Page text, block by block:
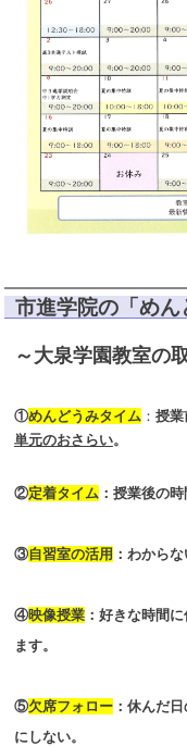
ご不明点ございました
お気軽にお問い合わ
市進学院の「めん
～大泉学園教室の
①めんどうみタイム ： 授業
単元のおさらい。
②定着タイム ： 授業後の時
③自習室の活用 ：わから
④映像授業：好きな時間
ます。
⑤欠席フォロー：休んだ
にしない。